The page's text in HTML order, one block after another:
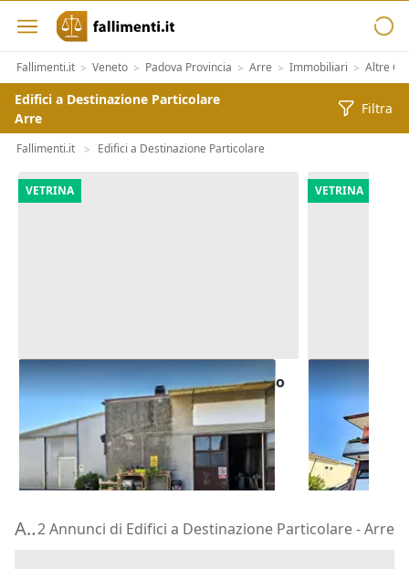
Fallimenti.it > Veneto > Padova Provincia > Arre > Immobiliari > Altre
Edifici a Destinazione Particolare
Arre
Filtra
Fallimenti.it > Edifici a Destinazione Particolare
VETRINA
Asta Capannone artigianale ad uso
laboratorio
Costa di Rovigo (Rovigo)
16.875 €
14/09/2026
VETRINA
Asta
Zevio
120.180 €
29/09/2026
Aste di Edifici a Destinazione Particolare Arre2 Annunci di Edifici a Destinazione Particolare - Arre